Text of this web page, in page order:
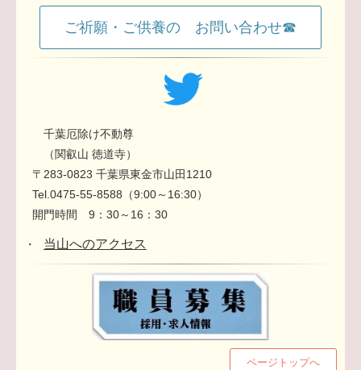
ご祈願・ご供養の お問い合わせ☎
千葉厄除け不動尊
（関叡山 徳道寺）
〒283-0823 千葉県東金市山田1210
Tel.0475-55-8588（9:00～16:30）
開門時間 9：30～16：30
・ 当山へのアクセス
ページトップへ